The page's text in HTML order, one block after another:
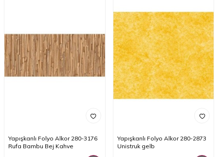
Yapışkanlı Folyo Alkor 280-3176
Rufa Bambu Bej Kahve
Yapışkanlı Folyo Alkor 280-2873
Unistruk gelb